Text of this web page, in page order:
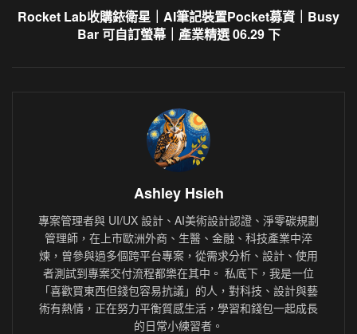
Rocket Lab收購銥衛星｜AI筆記裝置Pocket募資｜Busy
Bar 可自訂螢幕｜產業精選 06.29 下
Ashley Hsieh
專案管理者與 UI/UX 設計、AI美術設計認證、淨零碳規劃
管理師，在上市歐洲外商、生醫、金融、科技產業中淬
煉，曾參與過多個跨平台專案，從需求分析、設計、使用
者測試到專案交付流程都樂在其中。 私底下，我是一位
「喜歡買東西但錢包容易抗議」的人，對科技、設計與藝
術有熱情，正在努力平衡質感生活，學習和錢包一起成長
的日常小練習者。